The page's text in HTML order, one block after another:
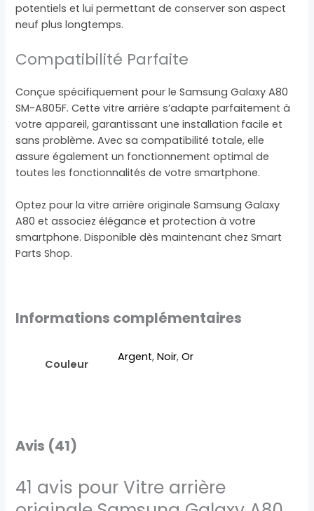
potentiels et lui permettant de conserver son aspect
neuf plus longtemps.
Compatibilité Parfaite
Conçue spécifiquement pour le Samsung Galaxy A80
SM-A805F. Cette vitre arrière s’adapte parfaitement à
votre appareil, garantissant une installation facile et
sans problème. Avec sa compatibilité totale, elle
assure également un fonctionnement optimal de
toutes les fonctionnalités de votre smartphone.
Optez pour la vitre arrière originale Samsung Galaxy
A80 et associez élégance et protection à votre
smartphone. Disponible dès maintenant chez Smart
Parts Shop.
Informations complémentaires
Couleur
Argent,Noir,Or
Avis (41)
41 avis pourVitre arrière